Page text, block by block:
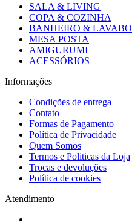
SALA & LIVING
COPA & COZINHA
BANHEIRO & LAVABO
MESA POSTA
AMIGURUMI
ACESSÓRIOS
Informações
Condições de entrega
Contato
Formas de Pagamento
Política de Privacidade
Quem Somos
Termos e Politicas da Loja
Trocas e devoluções
Política de cookies
Atendimento